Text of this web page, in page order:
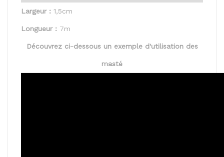
Largeur : 1,5cm
Longueur : 7m
Découvrez ci-dessous un exemple d'utilisation des
masté